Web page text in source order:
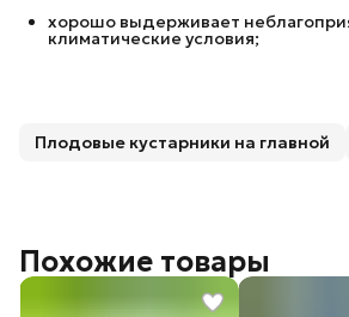
хорошо выдерживает
климатические условия;
Плодовые кустарники на главной
Похожие товары